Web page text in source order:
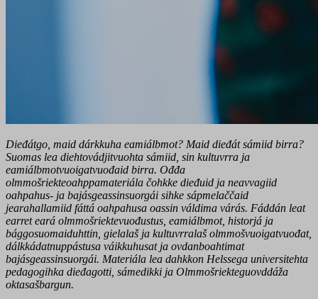
Dieđátgo, maid dárkkuha eamiálbmot? Maid dieđát sámiid birra?
Suomas lea diehtovádjitvuohta sámiid, sin kultuvrra ja
eamiálbmotvuoigatvuođaid birra. Ođđa
olmmošriekteoahppamateriála čohkke dieđuid ja neavvagiid
oahpahus- ja bajásgeassinsuorgái sihke sápmelaččaid
jearahallamiid fáttá oahpahusa oassin váldima várás. Fáddán leat
earret eará olmmošriektevuođustus, eamiálbmot, historjá ja
bággosuomaiduhttin, gielalaš ja kultuvrralaš olmmošvuoigatvuođat,
dálkkádatnuppástusa váikkuhusat ja ovdanboahtimat
bajásgeassinsuorgái. Materiála lea dahkkon Helssega universitehta
pedagogihka dieđagotti, sámedikki ja Olmmošriekteguovddáža
oktasašbargun.